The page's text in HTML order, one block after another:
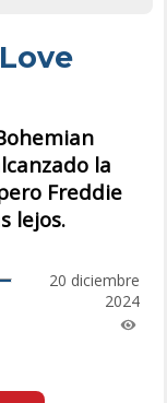
la
Freddie
lejos.
20 diciembre
2024